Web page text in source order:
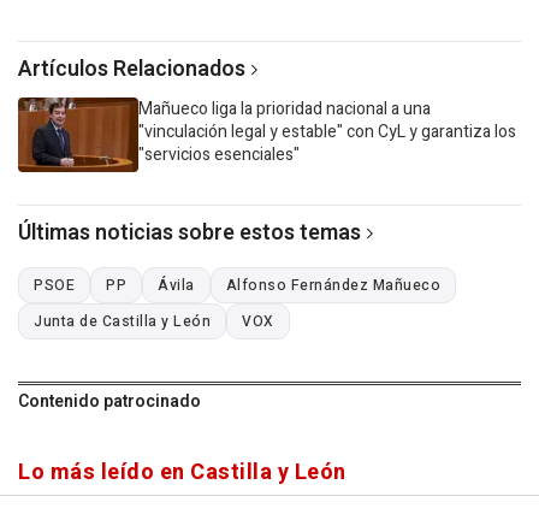
Artículos Relacionados
Mañueco liga la prioridad nacional a una
"vinculación legal y estable" con CyL y garantiza los
"servicios esenciales"
Últimas noticias sobre estos temas
PSOE PP Ávila
Alfonso Fernández Mañueco
Junta de Castilla y León
VOX
Contenido patrocinado
Lo más leído en Castilla y León